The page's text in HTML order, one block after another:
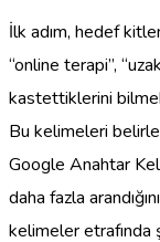
İlk adım, hedef
“online terapi”,
kastettiklerini
Bu kelimeleri
Google Anahtar
daha fazla
kelimeler etrafında